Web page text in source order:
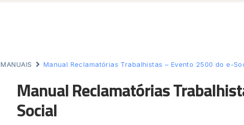
MANUAIS Manual Reclamatórias Trabalhistas – Evento 2500 do e-
Manual Reclamatórias
Social